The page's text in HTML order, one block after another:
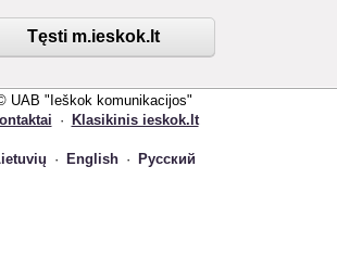
Tęsti m.ieskok.lt
UAB "Ieškok komunikacijos"
· Klasikinis ieskok.lt
· English · Русский